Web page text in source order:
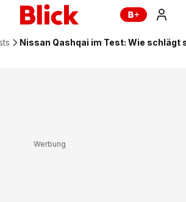
Nissan Qashqai im Test: Wie